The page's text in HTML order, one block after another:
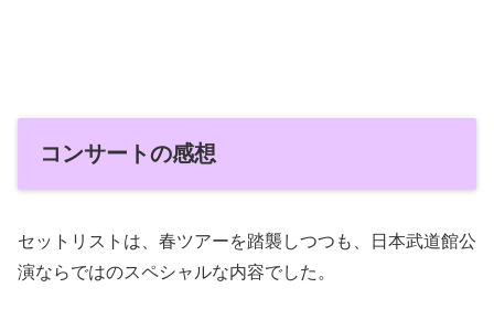
コンサートの感想
セットリストは、春ツアーを踏襲しつつも、日本武道館公
演ならではのスペシャルな内容でした。